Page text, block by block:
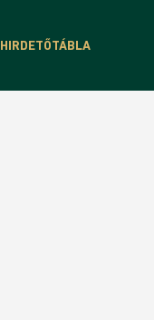
HIRDETŐTÁBLA